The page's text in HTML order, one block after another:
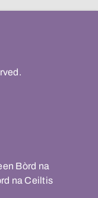
Bòrd na
na Ceiltis